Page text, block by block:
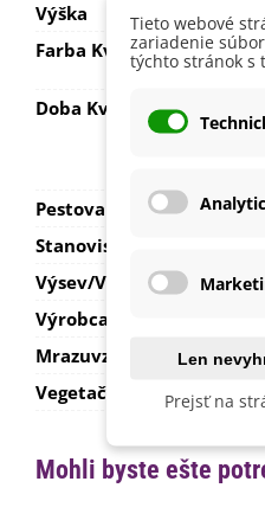
Výška
Farba Kvetu
Doba Kvitnutia
Pestovanie
Stanovisko
Výsev/výsadba
Výrobca
Mrazuvzdornosť
Vegetačné Obdobie
Mohli byste ešte
Tieto webové
zariadenie
týchto stránok s
Len
Prejsť na